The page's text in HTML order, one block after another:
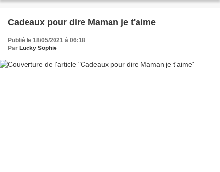
Cadeaux pour dire Maman je t'aime
Publié le 18/05/2021 à 06:18
Par Lucky Sophie